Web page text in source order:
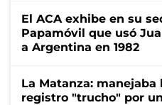
El ACA exhibe en su
Papamóvil que usó
a Argentina en 1982
La Matanza: manejaba
registro "trucho" por